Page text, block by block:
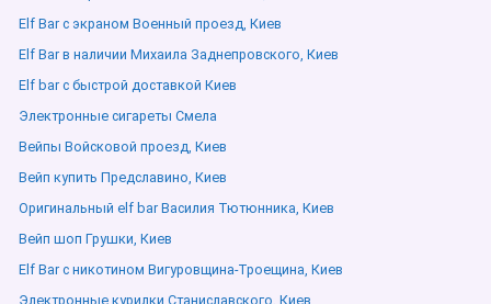
Elf Bar с экраном Военный проезд, Киев
Elf Bar в наличии Михаила Заднепровского, Киев
Elf bar с быстрой доставкой Киев
Электронные сигареты Смела
Вейпы Войсковой проезд, Киев
Вейп купить Предславино, Киев
Оригинальный elf bar Василия Тютюнника, Киев
Вейп шоп Грушки, Киев
Elf Bar с никотином Вигуровщина-Троещина, Киев
Электронные курилки Станиславского, Киев